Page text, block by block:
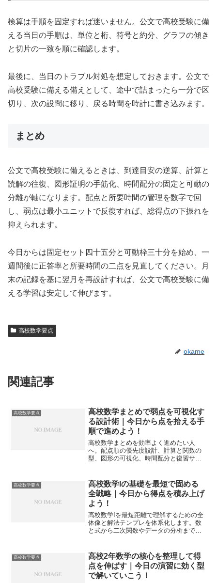
検算は手順を固定すれば迷いません。公文で高校受験に備
える当日の手順は、単位と桁、符号と約分、グラフの傾き
と切片の一致を順に確認します。
最後に、当日のトラブル対処を想定しておきます。公文で
高校受験に備える備えとして、途中で詰まったら一分で区
切り、次の設問に移り、戻る時間を時計に書き込みます。
まとめ
公文で高校受験に備えるときは、到達目安の逆算、計算と
読解の往復、図形証明の手筋化、時間配分の固定と可動の
分離が軸になります。配点と所要時間の管理を数字で回
し、弱点は最小ユニットで反復すれば、総得点の下振れを
抑えられます。
今日からは固定セット四十五分と可動枠三十分を始め、一
週間後に正答率と所要時間の二点を見直してください。月
末の記録を基に翌月を再設計すれば、公文で高校受験に備
える学習は安定して伸びます。
高校数学要点
okame
関連記事
高校数学要点
高校数学まとめで弱点を可視化す
る設計術｜今日から点を拾える手
順で進めよう！
高校数学まとめを効率よく進めたい人
へ。配点順の優先度設計、計算と関数の
型、図形の可視化、時間配分と復習サイ
高校数学要点
高校数学Iの基礎を最短で固める
全戦略｜今日から得点を積み上げ
よう！
高校数学Iを最短距離で理解するための全
体像と解法テンプレを体系化します。数
と式から二次関数やデータの分析までを
高校数学要点
高校2年数学の核心を整理して得
点を伸ばす｜今日の演習に効く型
で解いていこう！